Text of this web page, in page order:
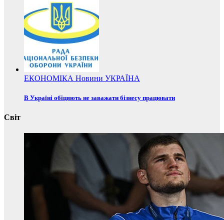
ЕКОНОМІКА Новини УКРАЇНА
В Україні обіцяють не заважати бізнесу працювати
Світ